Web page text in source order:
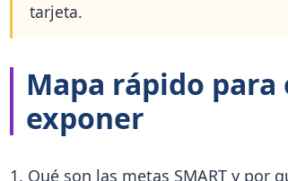
tarjeta.
Mapa rápido
exponer
Qué son las metas SMART y por